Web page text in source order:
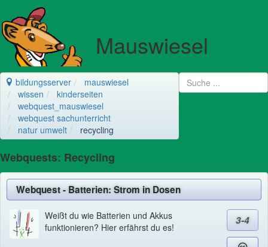
Mauswiesel
bildungsserver
mauswiesel
wissen
kinderseiten
webquest_mauswiesel
webquest sachunterricht
natur umwelt
recycling
Webquests: Recycling
Webquest - Batterien: Strom in Dosen
Weißt du wie Batterien und Akkus
funktionieren? Hier erfährst du es!
3-4